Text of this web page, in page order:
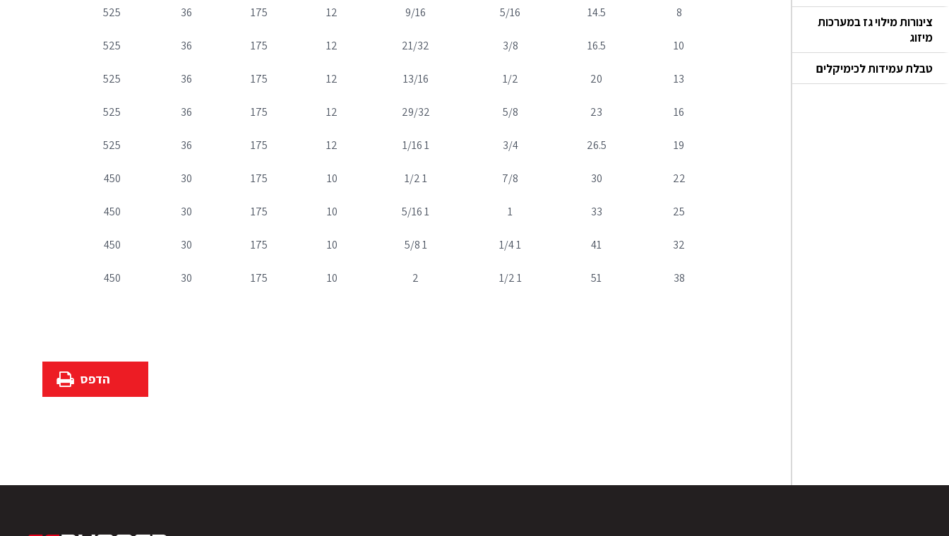
צינורות מילוי גז במערכות
מיזוג
טבלת עמידות לכימיקלים
8
14.5
5/16
9/16
12
175
36
525
10
16.5
3/8
21/32
12
175
36
525
13
20
1/2
13/16
12
175
36
525
16
23
5/8
29/32
12
175
36
525
19
26.5
3/4
1 1/16
12
175
36
525
22
30
7/8
1 1/2
10
175
30
450
25
33
1
1 5/16
10
175
30
450
32
41
1 1/4
1 5/8
10
175
30
450
38
51
1 1/2
2
10
175
30
450
הדפס